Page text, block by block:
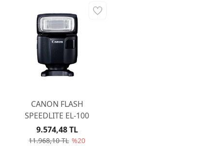
CANON FLASH
SPEEDLITE EL-100
11.968,10 TL %20
9.574,48 TL